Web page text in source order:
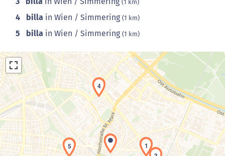
(1 km)
4 billa in Wien / Simmering (1 km)
5 billa in Wien / Simmering (1 km)
Laden der Karte...
1
4
5